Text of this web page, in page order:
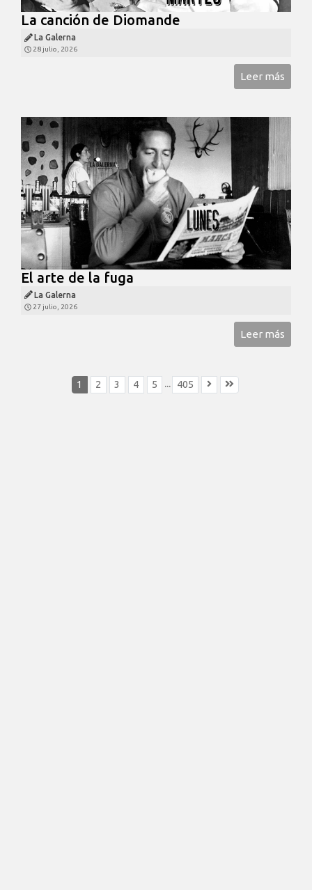
La canción de Diomande
La Galerna
28 julio, 2026
Leer más
El arte de la fuga
La Galerna
27 julio, 2026
Leer más
1 2 3 4 5 405